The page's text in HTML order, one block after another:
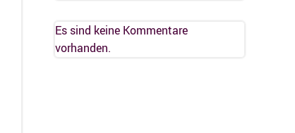
Es sind keine Kommentare
vorhanden.